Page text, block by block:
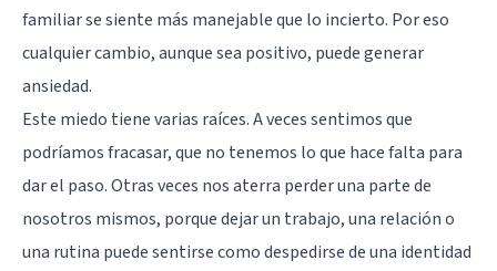
familiar se siente más manejable que lo incierto. Por eso
cualquier cambio, aunque sea positivo, puede generar
ansiedad.
Este miedo tiene varias raíces. A veces sentimos que
podríamos fracasar, que no tenemos lo que hace falta para
dar el paso. Otras veces nos aterra perder una parte de
nosotros mismos, porque dejar un trabajo, una relación o
una rutina puede sentirse como despedirse de una identidad